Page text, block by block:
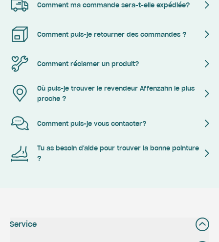
Comment ma commande sera-t-elle expédiée?
Comment puis-je retourner des commandes ?
Comment réclamer un produit?
Où puis-je trouver le revendeur Affenzahn le plus
proche ?
Comment puis-je vous contacter?
Tu as besoin d'aide pour trouver la bonne pointure
?
Service